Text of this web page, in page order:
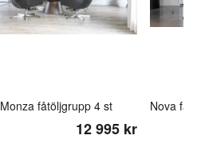
Monza fåtöljgrupp 4 st
12 995 kr